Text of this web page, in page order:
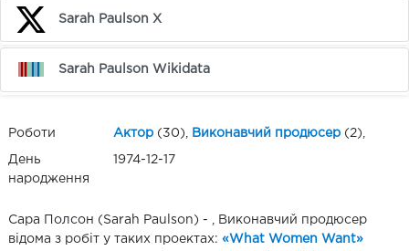
Sarah Paulson X
Sarah Paulson Wikidata
Роботи Актор (30), Виконавчий продюсер (2),
День
народження
1974-12-17
Сара Полсон (Sarah Paulson) - , Виконавчий продюсер
відома з робіт у таких проектах: «What Women Want»